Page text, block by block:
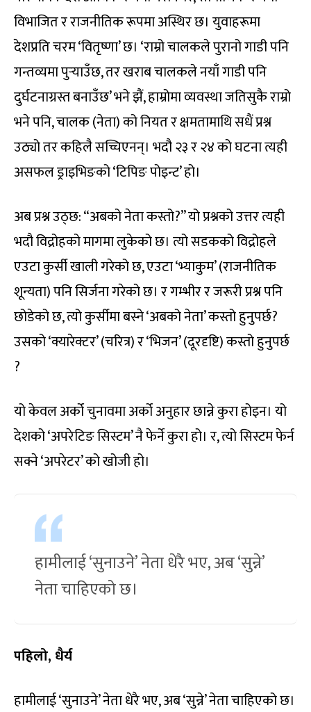
विभाजित र राजनीतिक रूपमा अस्थिर छ। युवाहरूमा
देशप्रति चरम ‘वितृष्णा’ छ। ‘राम्रो चालकले पुरानो गाडी पनि
गन्तव्यमा पुर्‍याउँछ, तर खराब चालकले नयाँ गाडी पनि
दुर्घटनाग्रस्त बनाउँछ’ भने झैं, हाम्रोमा व्यवस्था जतिसुकै राम्रो
भने पनि, चालक (नेता) को नियत र क्षमतामाथि सधैं प्रश्न
उठ्यो तर कहिलै सच्चिएनन्। भदौ २३ र २४ को घटना त्यही
असफल ड्राइभिङको ‘टिपिङ पोइन्ट’ हो।
अब प्रश्न उठ्छ: “अबको नेता कस्तो?” यो प्रश्नको उत्तर त्यही
भदौ विद्रोहको मागमा लुकेको छ। त्यो सडकको विद्रोहले
एउटा कुर्सी खाली गरेको छ, एउटा ‘भ्याकुम’ (राजनीतिक
शून्यता) पनि सिर्जना गरेको छ। र गम्भीर र जरूरी प्रश्न पनि
छोडेको छ, त्यो कुर्सीमा बस्ने ‘अबको नेता’ कस्तो हुनुपर्छ?
उसको ‘क्यारेक्टर’ (चरित्र) र ‘भिजन’ (दूरदृष्टि) कस्तो हुनुपर्छ
?
यो केवल अर्को चुनावमा अर्को अनुहार छान्ने कुरा होइन। यो
देशको ‘अपरेटिङ सिस्टम’ नै फेर्ने कुरा हो। र, त्यो सिस्टम फेर्न
सक्ने ‘अपरेटर’ को खोजी हो।
हामीलाई ‘सुनाउने’ नेता धेरै भए, अब ‘सुन्ने’
नेता चाहिएको छ।
पहिलो, धैर्य
हामीलाई ‘सुनाउने’ नेता धेरै भए, अब ‘सुन्ने’ नेता चाहिएको छ।